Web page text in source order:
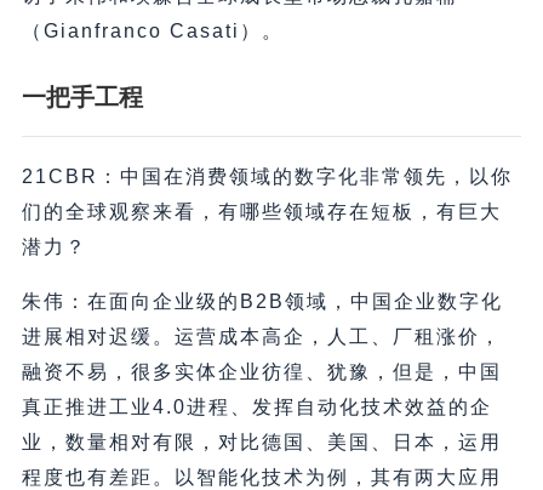
（Gianfranco Casati）。
一把手工程
21CBR：中国在消费领域的数字化非常领先，以你
们的全球观察来看，有哪些领域存在短板，有巨大
潜力？
朱伟：在面向企业级的B2B领域，中国企业数字化
进展相对迟缓。运营成本高企，人工、厂租涨价，
融资不易，很多实体企业彷徨、犹豫，但是，中国
真正推进工业4.0进程、发挥自动化技术效益的企
业，数量相对有限，对比德国、美国、日本，运用
程度也有差距。以智能化技术为例，其有两大应用